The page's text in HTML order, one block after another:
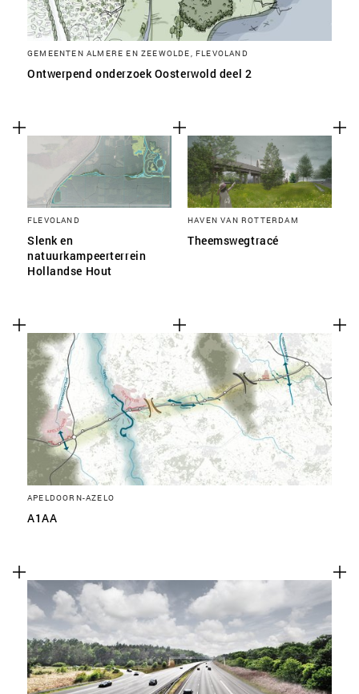
GEMEENTEN ALMERE EN ZEEWOLDE, FLEVOLAND
Ontwerpend onderzoek Oosterwold deel 2
FLEVOLAND
Slenk en
natuurkampeerterrein
Hollandse Hout
HAVEN VAN ROTTERDAM
Theemswegtracé
APELDOORN-AZELO
A1AA